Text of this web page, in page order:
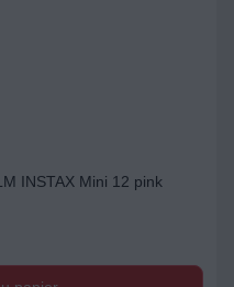
INSTAX Mini 12 pink